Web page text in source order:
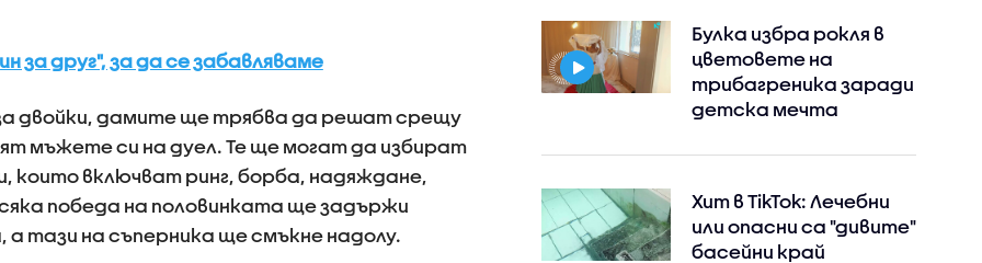
за друг", за да се забавляваме
двойки, дамите ще трябва да решат срещу
мъжете си на дуел. Те ще могат да избират
които включват ринг, борба, надяждане,
победа на половинката ще задържи
а тази на съперника ще смъкне надолу.
Булка избра рокля в
цветовете на
трибагреника заради
детска мечта
Хит в TikTok: Лечебни
или опасни са "дивите"
басейни край